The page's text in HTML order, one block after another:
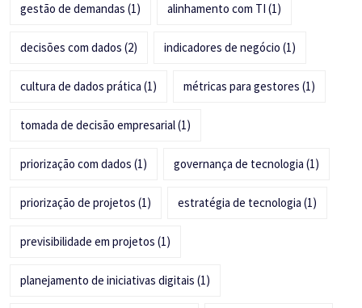
gestão de demandas (1) alinhamento com TI (1)
decisões com dados (2) indicadores de negócio (1)
cultura de dados prática (1) métricas para gestores (1)
tomada de decisão empresarial(1)
priorização com dados (1) governança de tecnologia (1)
priorização de projetos (1) estratégia de tecnologia (1)
previsibilidade em projetos (1)
planejamento de iniciativas digitais (1)